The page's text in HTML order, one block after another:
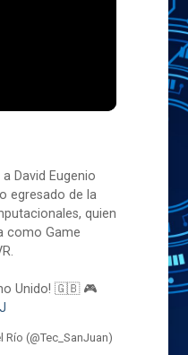
David Eugenio
egresado de la
quien
como Game
Unido! 🇬🇧 🎮
(@Tec_SanJuan)